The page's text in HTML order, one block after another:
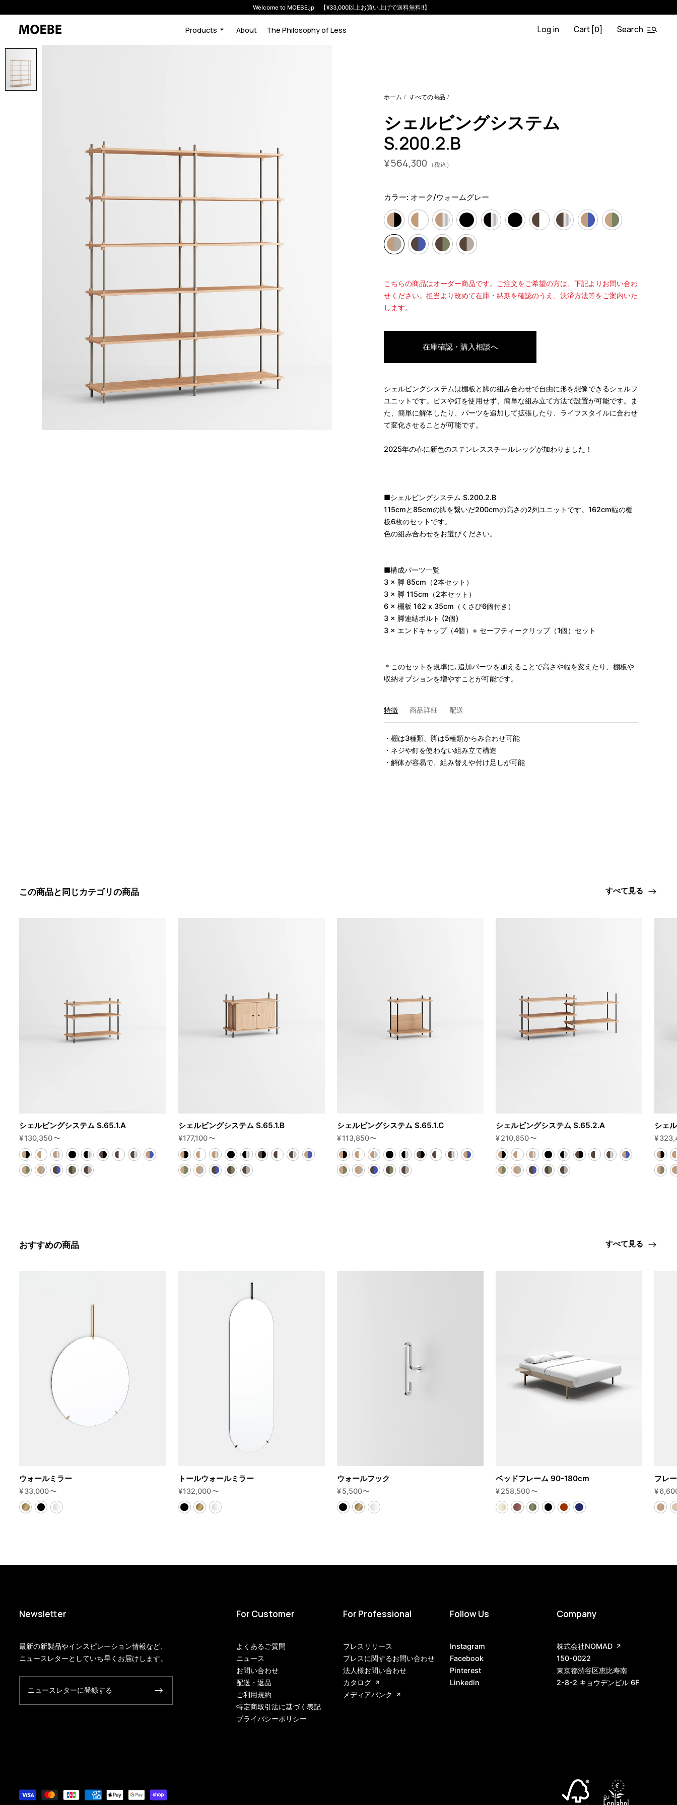
Welcome to MOEBE.jp 【¥33,000以上お買い上げで送料無料!!】
Products About The Philosophy of Less Log in Cart [0] Search
46591726059752
ホーム すべての商品
シェルビングシステム
S.200.2.B
¥564,300 （税込）
カラー: オーク/ウォームグレー
こちらの商品はオーダー商品です。ご注文をご希望の方は、下記よりお問い合わ
せください。担当より改めて在庫・納期を確認のうえ、決済方法等をご案内いた
します。
在庫確認・購入相談へ
シェルビングシステムは棚板と脚の組み合わせで自由に形を想像できるシェルフ
ユニットです。ビスや釘を使用せず、簡単な組み立て方法で設置が可能です。ま
た、簡単に解体したり、パーツを追加して拡張したり、ライフスタイルに合わせ
て変化させることが可能です。
2025年の春に新色のステンレススチールレッグが加わりました！
■シェルビングシステム S.200.2.B
115cmと85cmの脚を繋いだ200cmの高さの2列ユニットです。162cm幅の棚
板6枚のセットです。
色の組み合わせをお選びください。
■構成パーツ一覧
3 × 脚 85cm（2本セット）
3 × 脚 115cm（2本セット）
6 × 棚板 162 x 35cm（くさび6個付き）
3 × 脚連結ボルト (2個)
3 × エンドキャップ（4個）+ セーフティークリップ（1個）セット
＊このセットを規準に､追加パーツを加えることで高さや幅を変えたり、棚板や
収納オプションを増やすことが可能です。
特徴 商品詳細 配送
・棚は3種類、脚は5種類からみ合わせ可能
・ネジや釘を使わない組み立て構造
・解体が容易で、組み替えや付け足しが可能
この商品と同じカテゴリの商品 すべて見る
シェルビングシステム S.65.1.A
¥130,350〜
シェルビングシステム S.65.1.B
¥177,100〜
シェルビングシステム S.65.1.C
¥113,850〜
シェルビングシステム S.65.2.A
¥210,650〜
シェ
¥
おすすめの商品 すべて見る
ウォールミラー
¥33,000〜
トールウォールミラー
¥132,000〜
ウォールフック
¥5,500〜
ベッドフレーム 90-180cm
¥258,500〜
フレ
¥
Newsletter
最新の新製品やインスピレーション情報など、
ニュースレターとしていち早くお届けします。
ニュースレターに登録する
For Customer
よくあるご質問
ニュース
お問い合わせ
配送・返品
ご利用規約
特定商取引法に基づく表記
プライバシーポリシー
For Professional
プレスリリース
プレスに関するお問い合わせ
法人様お問い合わせ
カタログ
メディアバンク
Follow Us
Instagram
Facebook
Pinterest
Linkedin
Company
株式会社NOMAD
150-0022
東京都渋谷区恵比寿南
2-8-2 キョウデンビル 6F